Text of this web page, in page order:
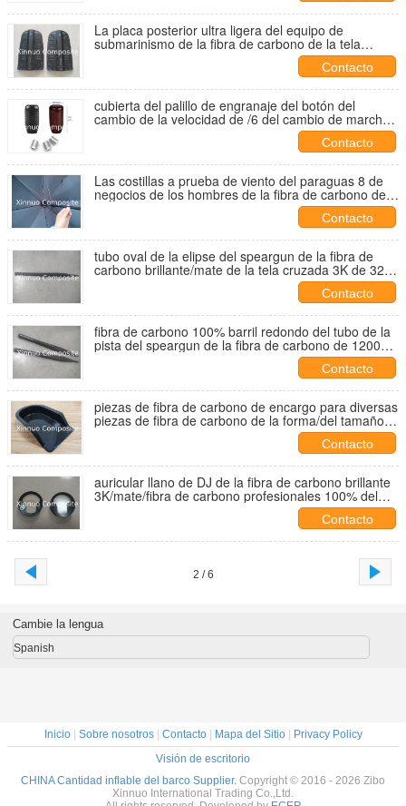
La placa posterior ultra ligera del equipo de
submarinismo de la fibra de carbono de la tela
cruzada 3K para el tanque que se zambulle de los
sistemas de la zambullida lleva la placa Contacto
cubierta del palillo de engranaje del botón del
cambio de la velocidad de /6 del cambio de marcha
de la fibra de carbono/de la velocidad del universal 5
de la palanca del botón del desplazador para la
reinstalación del coche
Contacto
Las costillas a prueba de viento del paraguas 8 de
negocios de los hombres de la fibra de carbono de
lujo negra del paraguas autos se abren/paraguas
Contacto
tubo oval de la elipse del speargun de la fibra de
carbono brillante/mate de la tela cruzada 3K de 32m
Contacto
fibra de carbono 100% barril redondo del tubo de la
pista del speargun de la fibra de carbono de 1200
milímetros de longitud para los barriles spearfishing
Contacto
piezas de fibra de carbono de encargo para diversas
piezas de fibra de carbono de la forma/del tamaño
Contacto
auricular llano de DJ de la fibra de carbono brillante
3K/mate/fibra de carbono profesionales 100% del
receptor/de las auriculares/de los auriculares
Contacto
2 / 6
Cambie la lengua
Spanish
Inicio| Sobre nosotros| Contacto| Mapa del Sitio|
Privacy Policy
Visión de escritorio
CHINA Cantidad inflable del barco Supplier. Copyright © 2016 - 2026 Zibo
Xinnuo International Trading Co.,Ltd.